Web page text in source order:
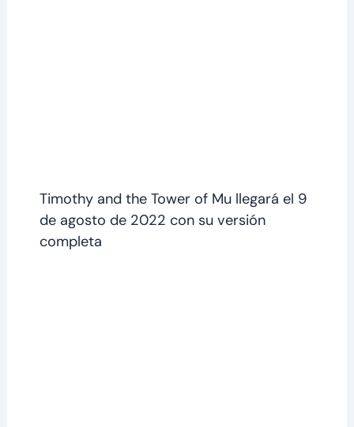
Timothy and the Tower of Mu llegará el 9
de agosto de 2022 con su versión
completa